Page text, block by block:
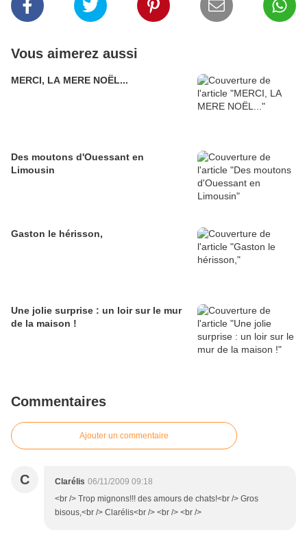
Vous aimerez aussi
MERCI, LA MERE NOËL...
Des moutons d'Ouessant en
Limousin
Gaston le hérisson,
Une jolie surprise : un loir sur le mur
de la maison !
Commentaires
Ajouter un commentaire
C Clarélis 06/11/2009 09:18
<br /> Trop mignons!!! des amours de chats!<br /> Gros
bisous,<br /> Clarélis<br /> <br /> <br />